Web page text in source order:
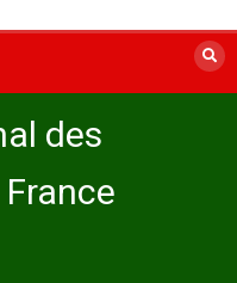
des